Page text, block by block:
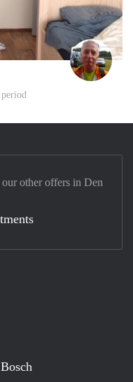
wim
other offers in Den